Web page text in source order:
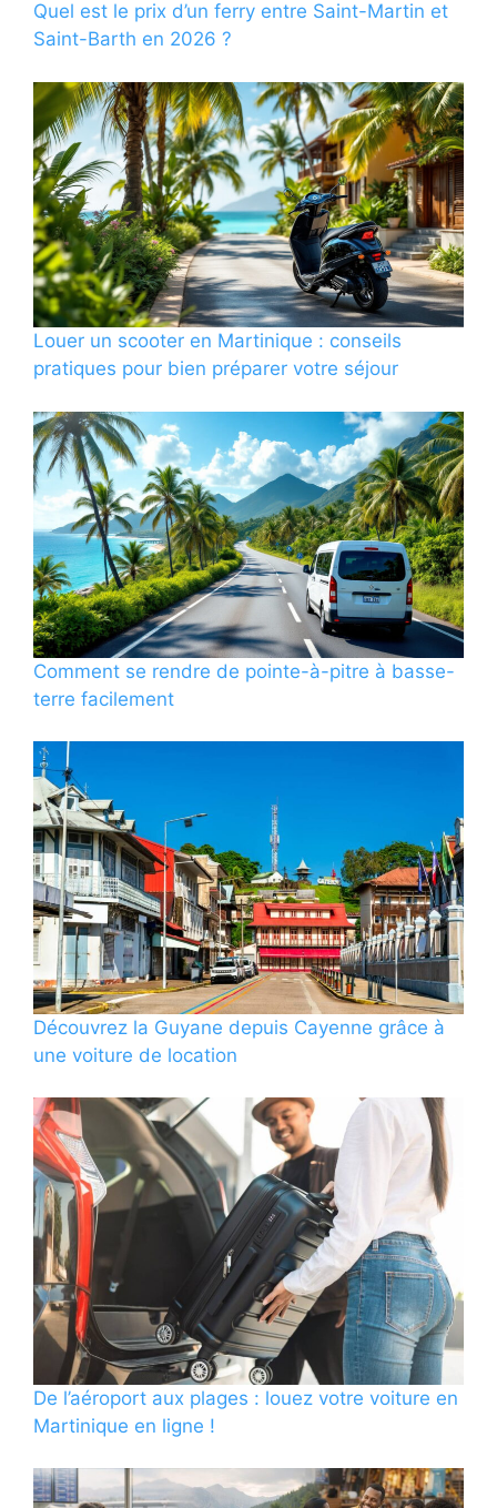
Quel est le prix d’un ferry entre Saint-Martin et
Saint-Barth en 2026 ?
Louer un scooter en Martinique : conseils
pratiques pour bien préparer votre séjour
Comment se rendre de pointe-à-pitre à basse-
terre facilement
Découvrez la Guyane depuis Cayenne grâce à
une voiture de location
De l’aéroport aux plages : louez votre voiture en
Martinique en ligne !